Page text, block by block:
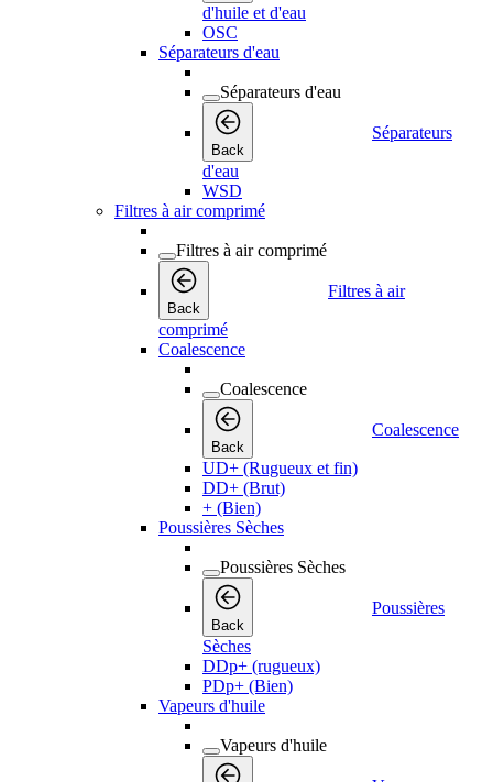
d'huile et d'eau
OSC
Séparateurs d'eau
Séparateurs d'eau
Back
Séparateurs
d'eau
WSD
Filtres à air comprimé
Filtres à air comprimé
Back
Filtres à air
comprimé
Coalescence
Coalescence
Back
Coalescence
UD+ (Rugueux et fin)
DD+ (Brut)
+ (Bien)
Poussières Sèches
Poussières Sèches
Back
Poussières
Sèches
DDp+ (rugueux)
PDp+ (Bien)
Vapeurs d'huile
Vapeurs d'huile